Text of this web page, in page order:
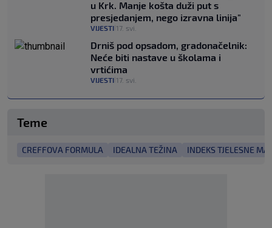
u Krk. Manje košta duži put s
presjedanjem, nego izravna linija"
VIJESTI 17. svi.
Drniš pod opsadom, gradonačelnik:
Neće biti nastave u školama i
vrtićima
VIJESTI 17. svi.
Teme
CREFFOVA FORMULA IDEALNA TEŽINA INDEKS TJELESNE